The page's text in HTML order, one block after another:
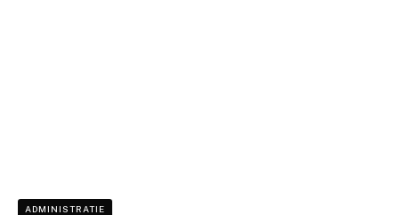
ADMINISTRATIE